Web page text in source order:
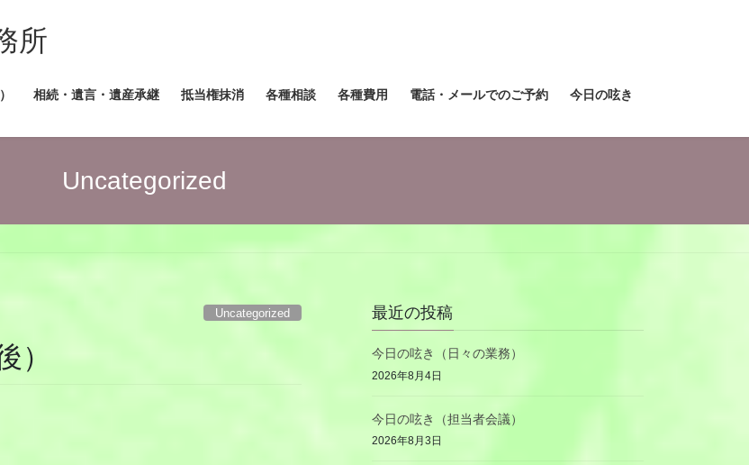
所
相続・遺言・遺産承継 抵当権抹消 各種相談 各種費用 電話・メールでのご予約 今日の呟き
Uncategorized
Uncategorized
）
最近の投稿
今日の呟き（日々の業務）
2026年8月4日
今日の呟き（担当者会議）
2026年8月3日